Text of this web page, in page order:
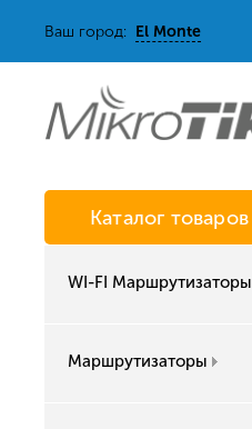
Ваш город: El Monte
Каталог товаров
WI-FI Маршрутизаторы
Маршрутизаторы